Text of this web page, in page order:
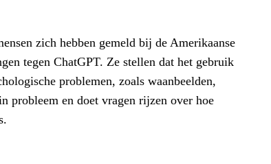
zich hebben gemeld bij de Amerikaanse
tegen ChatGPT. Ze stellen dat het gebruik
problemen, zoals waanbeelden,
probleem en doet vragen rijzen over hoe